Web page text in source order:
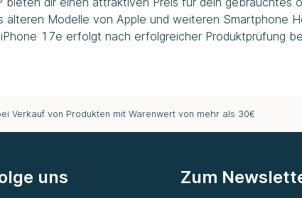
älteren Modelle von Apple und weiteren Smartphone
17e erfolgt nach erfolgreicher Produktprüfung
Verkauf von Produkten mit Warenwert von mehr als 30€
uns Zum